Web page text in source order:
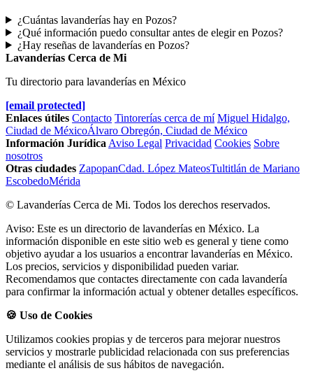
¿Cuántas lavanderías hay en Pozos?
¿Qué información puedo consultar antes de elegir en Pozos?
¿Hay reseñas de lavanderías en Pozos?
Lavanderías Cerca de Mi
Tu directorio para lavanderías en México
[email protected]
Enlaces útiles Contacto Tintorerías cerca de mí Miguel Hidalgo,
Ciudad de MéxicoÁlvaro Obregón, Ciudad de México
Información Jurídica Aviso Legal Privacidad Cookies Sobre
nosotros
Otras ciudades ZapopanCdad. López MateosTultitlán de Mariano
EscobedoMérida
© Lavanderías Cerca de Mi. Todos los derechos reservados.
Aviso: Este es un directorio de lavanderías en México. La
información disponible en este sitio web es general y tiene como
objetivo ayudar a los usuarios a encontrar lavanderías en México.
Los precios, servicios y disponibilidad pueden variar.
Recomendamos que contactes directamente con cada lavandería
para confirmar la información actual y obtener detalles específicos.
🍪 Uso de Cookies
Utilizamos cookies propias y de terceros para mejorar nuestros
servicios y mostrarle publicidad relacionada con sus preferencias
mediante el análisis de sus hábitos de navegación.